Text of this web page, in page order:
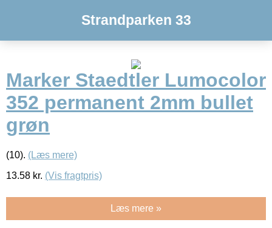
Strandparken 33
Marker Staedtler Lumocolor
352 permanent 2mm bullet
grøn
(10). (Læs mere)
13.58 kr. (Vis fragtpris)
Læs mere »